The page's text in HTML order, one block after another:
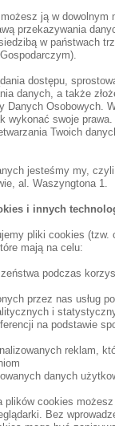
nową wersję
remiks
to nie byle kogo,
swoim Twitterze
to be as
just took
new track.
page...
Kygo for
is beautiful
come true!!
ją w dowolnym
przekazywania
w państwach
dostępu,
danych, a także
Danych Osobowych.
wykonać swoje prawa.
Twoich
jesteśmy my,
al. Waszyngtona 1.
i innych
pliki cookies (tzw.
mają na celu:
podczas
przez nas usług
i
na podstawie
reklam,
danych
plików cookies
Bez